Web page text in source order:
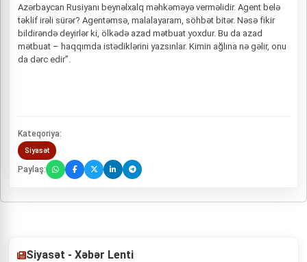
Azərbaycan Rusiyanı beynəlxalq məhkəməyə verməlidir. Agent belə
təklif irəli sürər? Agentəmsə, malalayaram, söhbət bitər. Nəsə fikir
bildirəndə deyirlər ki, ölkədə azad mətbuat yoxdur. Bu da azad
mətbuat – haqqımda istədiklərini yazsınlar. Kimin ağlına nə gəlir, onu
da dərc edir”.
Kateqoriya:
Siyasət
Paylaş:
Siyasət - Xəbər Lenti